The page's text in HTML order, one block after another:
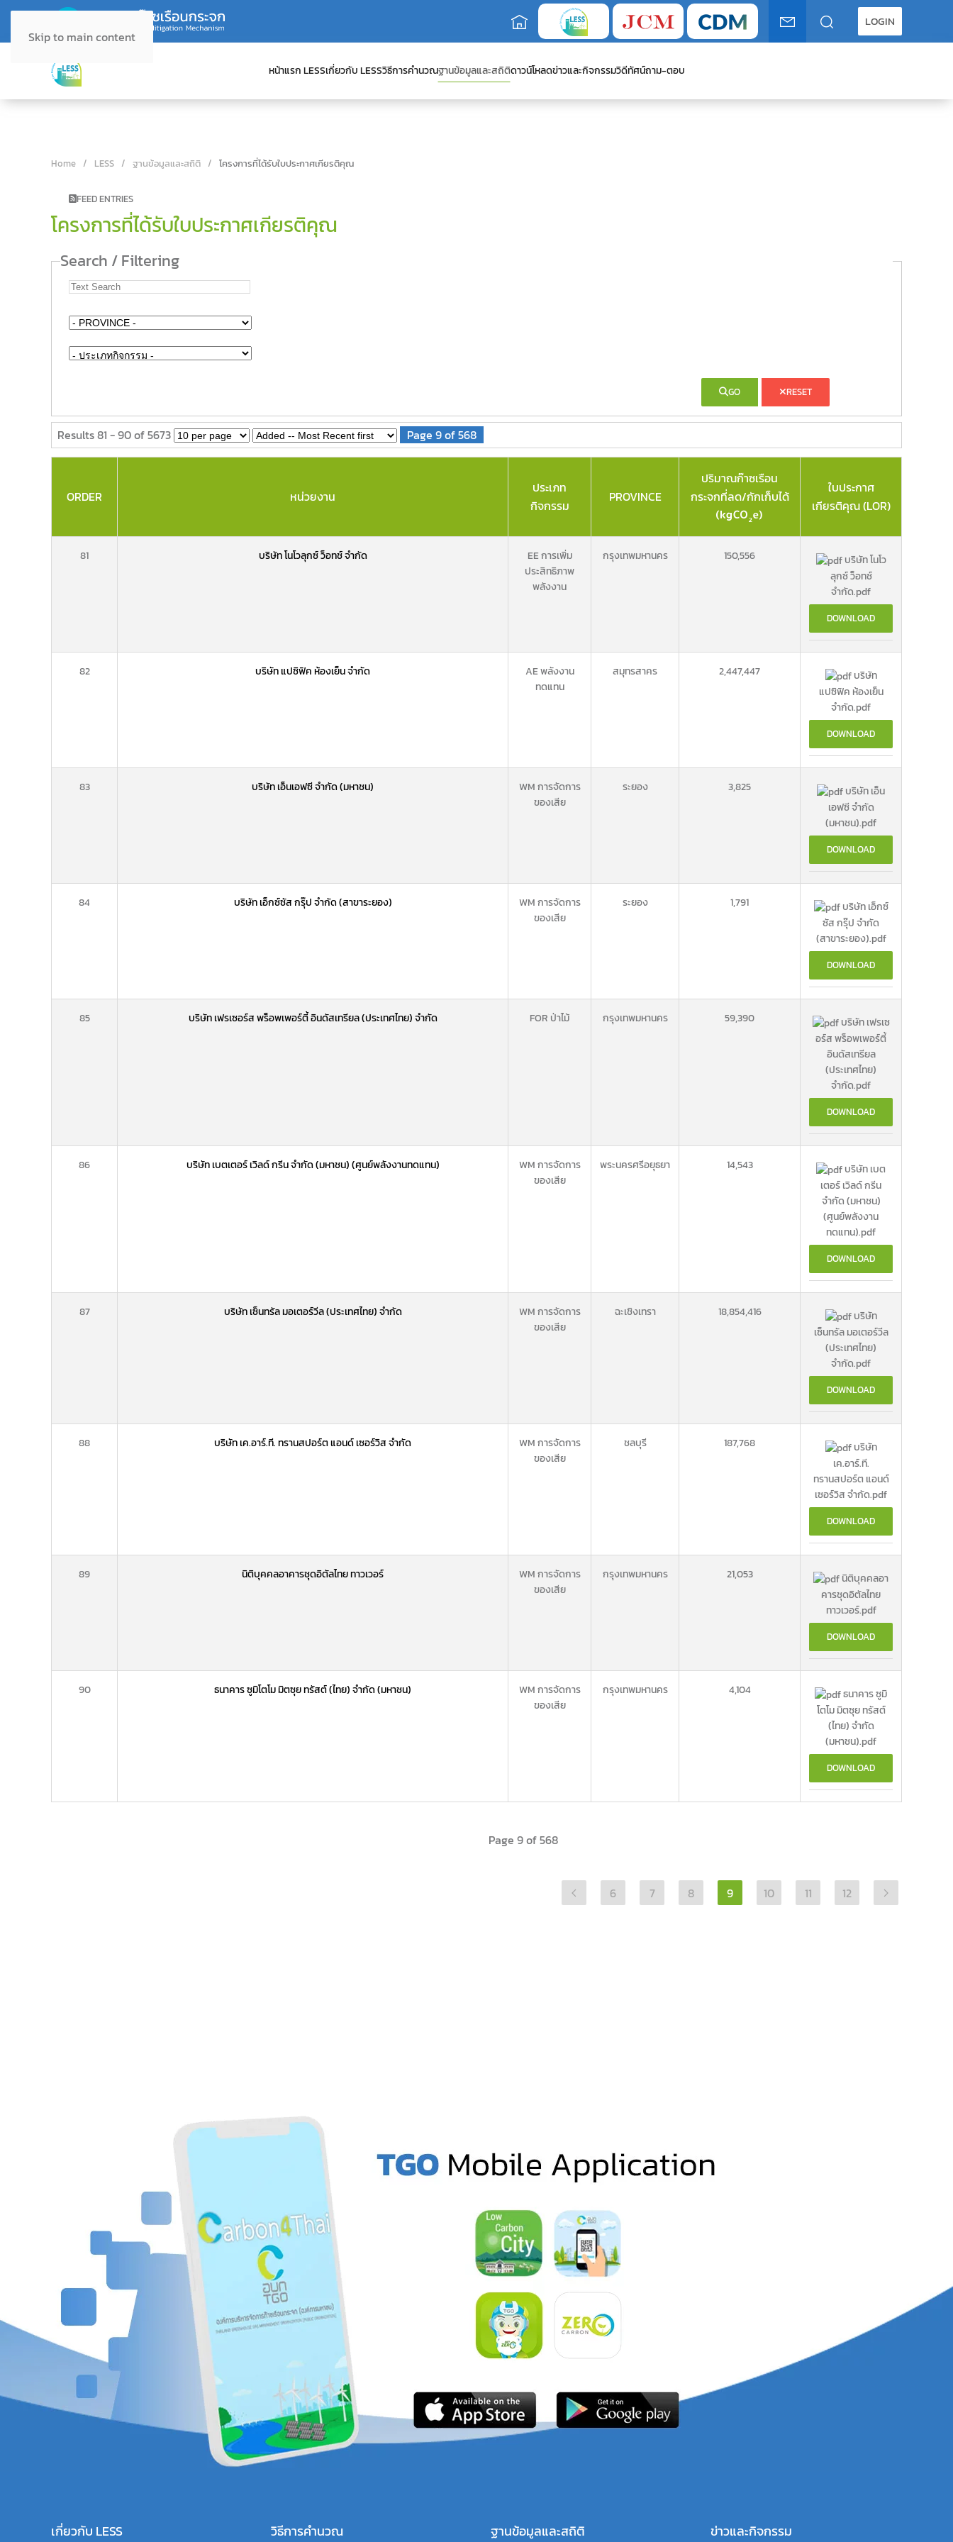
Skip to main content
LOGIN
หน้าแรก LESSเกี่ยวกับ LESSวิธีการคำนวณฐานข้อมูลและสถิติดาวน์โหลดข่าวและกิจกรรมวิดีทัศน์ถาม-ตอบ
Home LESS ฐานข้อมูลและสถิติ โครงการที่ได้รับใบประกาศเกียรติคุณ
FEED ENTRIES
โครงการที่ได้รับใบประกาศเกียรติคุณ
Search / Filtering
GO RESET
Results 81 - 90 of 5673 Page 9 of 568
ORDER หน่วยงาน
ประเภท
กิจกรรม
PROVINCE
ปริมาณก๊าซเรือน
กระจกที่ลด/กักเก็บได้
ใบประกาศ
เกียรติคุณ (LOR)
81 บริษัท โนโวลุกซ์ ว็อทช์ จำกัด
EE การเพิ่ม
ประสิทธิภาพ
พลังงาน
กรุงเทพมหานคร 150,556
บริษัท โนโว
ลุกซ์ ว็อทช์
จำกัด.pdf
DOWNLOAD
82 บริษัท แปซิฟิค ห้องเย็น จำกัด
AE พลังงาน
ทดแทน
สมุทรสาคร 2,447,447
บริษัท
แปซิฟิค ห้องเย็น
จำกัด.pdf
DOWNLOAD
83 บริษัท เอ็นเอฟซี จำกัด (มหาชน)
WM การจัดการ
ของเสีย
ระยอง 3,825
บริษัท เอ็น
เอฟซี จำกัด
(มหาชน).pdf
DOWNLOAD
84 บริษัท เอ็กซ์ซัส กรุ๊ป จำกัด (สาขาระยอง)
WM การจัดการ
ของเสีย
ระยอง 1,791
บริษัท เอ็กซ์
ซัส กรุ๊ป จำกัด
(สาขาระยอง).pdf
DOWNLOAD
85 บริษัท เฟรเซอร์ส พร็อพเพอร์ตี้ อินดัสเทรียล (ประเทศไทย) จำกัด FOR ป่าไม้ กรุงเทพมหานคร 59,390
บริษัท เฟรเซ
อร์ส พร็อพเพอร์ตี้
อินดัสเทรียล
(ประเทศไทย)
จำกัด.pdf
DOWNLOAD
86 บริษัท เบตเตอร์ เวิลด์ กรีน จำกัด (มหาชน) (ศูนย์พลังงานทดแทน)
WM การจัดการ
ของเสีย
พระนครศรีอยุธยา 14,543
บริษัท เบต
เตอร์ เวิลด์ กรีน
จำกัด (มหาชน)
(ศูนย์พลังงาน
ทดแทน).pdf
DOWNLOAD
87 บริษัท เซ็นทรัล มอเตอร์วีล (ประเทศไทย) จำกัด
WM การจัดการ
ของเสีย
ฉะเชิงเทรา 18,854,416
บริษัท
เซ็นทรัล มอเตอร์วีล
(ประเทศไทย)
จำกัด.pdf
DOWNLOAD
88 บริษัท เค.อาร์.ที. ทรานสปอร์ต แอนด์ เซอร์วิส จำกัด
WM การจัดการ
ของเสีย
ชลบุรี 187,768
บริษัท
เค.อาร์.ที.
ทรานสปอร์ต แอนด์
เซอร์วิส จำกัด.pdf
DOWNLOAD
89 นิติบุคคลอาคารชุดอิตัลไทย ทาวเวอร์
WM การจัดการ
ของเสีย
กรุงเทพมหานคร 21,053
นิติบุคคลอา
คารชุดอิตัลไทย
ทาวเวอร์.pdf
DOWNLOAD
90 ธนาคาร ซูมิโตโม มิตซุย ทรัสต์ (ไทย) จำกัด (มหาชน)
WM การจัดการ
ของเสีย
กรุงเทพมหานคร 4,104
ธนาคาร ซูมิ
โตโม มิตซุย ทรัสต์
(ไทย) จำกัด
(มหาชน).pdf
DOWNLOAD
Page 9 of 568
6 7 8 9 10 11 12
เกี่ยวกับ LESS วิธีการคำนวณ ฐานข้อมูลและสถิติ ข่าวและกิจกรรม